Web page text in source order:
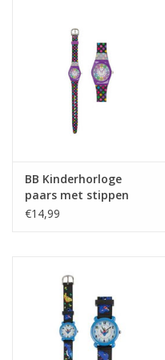
Cadeaubonnen
Toon alle producten
BB Kinderhorloge
paars met stippen
€14,99